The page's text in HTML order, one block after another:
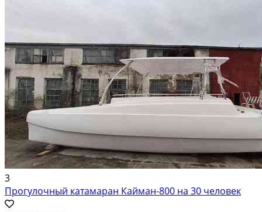
3
Прогулочный катамаран Кайман-800 на 30 человек